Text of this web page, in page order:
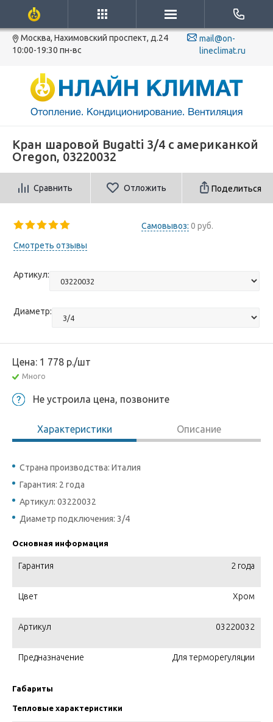
Москва, Нахимовский проспект, д.24
10:00-19:30 пн-вс
mail@on-
lineclimat.ru
Кран шаровой Bugatti 3/4 с американкой
Oregon, 03220032
Сравнить Отложить Поделиться
Самовывоз: 0 руб.
Смотреть отзывы
Артикул:
Диаметр:
Цена: 1 778 р./шт
Много
Не устроила цена, позвоните
Характеристики Описание
Страна производства: Италия
Гарантия: 2 года
Артикул: 03220032
Диаметр подключения: 3/4
Основная информация
Гарантия 2 года
Цвет Хром
Артикул 03220032
Предназначение Для терморегуляции
Габариты
Тепловые характеристики